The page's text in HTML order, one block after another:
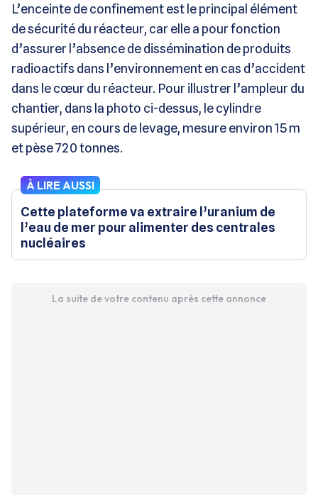
L’enceinte de confinement est le principal élément
de sécurité du réacteur, car elle a pour fonction
d’assurer l’absence de dissémination de produits
radioactifs dans l’environnement en cas d’accident
dans le cœur du réacteur. Pour illustrer l’ampleur du
chantier, dans la photo ci-dessus, le cylindre
supérieur, en cours de levage, mesure environ 15 m
et pèse 720 tonnes.
À LIRE AUSSI
Cette plateforme va extraire l’uranium de
l’eau de mer pour alimenter des centrales
nucléaires
La suite de votre contenu après cette annonce